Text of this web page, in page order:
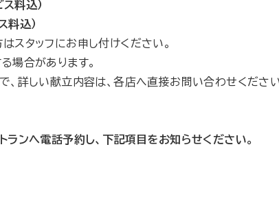
料込）
込）
ッフにお申し付けください。
合があります。
い献立内容は、各店へ直接お問い合わせください
ンへ電話予約し、下記項目をお知らせください。